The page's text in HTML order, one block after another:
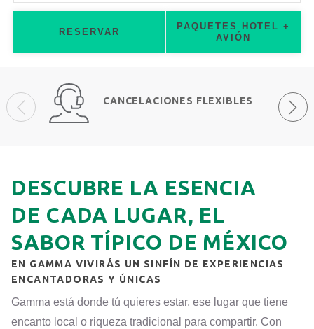
RESERVAR
PAQUETES HOTEL +
AVIÓN
CANCELACIONES FLEXIBLES
DESCUBRE LA ESENCIA
DE CADA LUGAR, EL
SABOR TÍPICO DE MÉXICO
EN GAMMA VIVIRÁS UN SINFÍN DE EXPERIENCIAS
ENCANTADORAS Y ÚNICAS
Gamma está donde tú quieres estar, ese lugar que tiene
encanto local o riqueza tradicional para compartir. Con